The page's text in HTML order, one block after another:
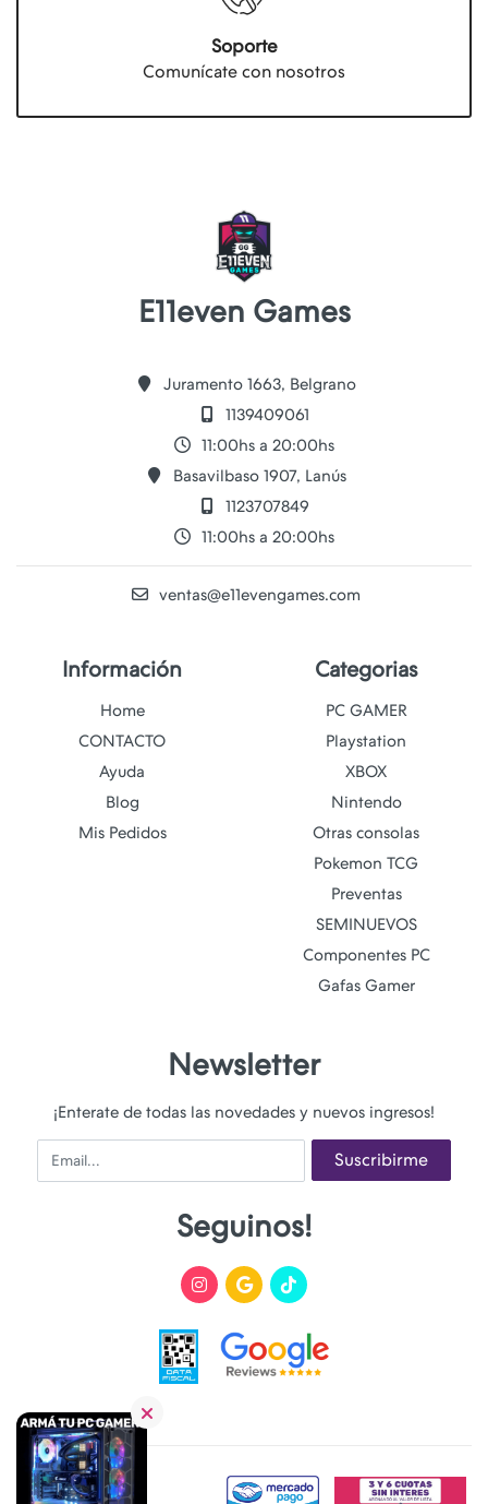
Soporte
Comunícate con nosotros
E11even Games
Juramento 1663, Belgrano
1139409061
11:00hs a 20:00hs
Basavilbaso 1907, Lanús
1123707849
11:00hs a 20:00hs
ventas@e11evengames.com
Información
Home
CONTACTO
Ayuda
Blog
Mis Pedidos
Categorias
PC GAMER
Playstation
XBOX
Nintendo
Otras consolas
Pokemon TCG
Preventas
SEMINUEVOS
Componentes PC
Gafas Gamer
Newsletter
¡Enterate de todas las novedades y nuevos ingresos!
Email Suscribirme
Seguinos!